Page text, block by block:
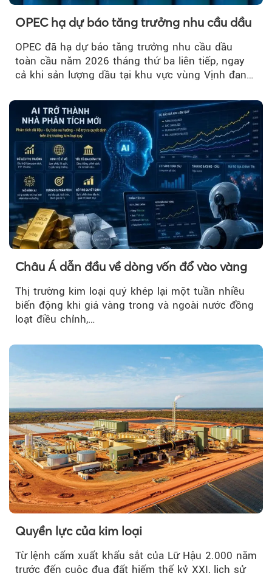
OPEC hạ dự báo tăng trưởng nhu cầu dầu
OPEC đã hạ dự báo tăng trưởng nhu cầu dầu
toàn cầu năm 2026 tháng thứ ba liên tiếp, ngay
cả khi sản lượng dầu tại khu vực vùng Vịnh đang
Châu Á dẫn đầu về dòng vốn đổ vào vàng
Thị trường kim loại quý khép lại một tuần nhiều
biến động khi giá vàng trong và ngoài nước đồng
loạt điều chỉnh,…
Quyền lực của kim loại
Từ lệnh cấm xuất khẩu sắt của Lữ Hậu 2.000 năm
trước đến cuộc đua đất hiếm thế kỷ XXI, lịch sử